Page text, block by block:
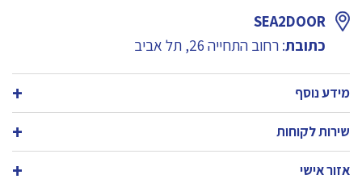
SEA2DOOR
כתובת: רחוב התחייה 26, תל אביב
מידע נוסף
שירות לקוחות
אזור אישי